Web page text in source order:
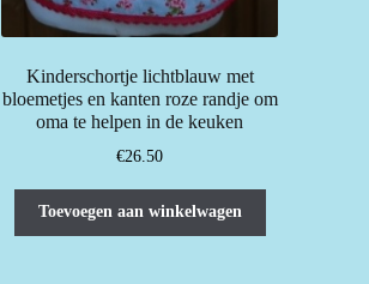
Kinderschortje lichtblauw met
bloemetjes en kanten roze randje om
oma te helpen in de keuken
€26.50
Toevoegen aan winkelwagen